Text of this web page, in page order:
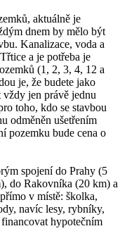
aktuálně je
dnem by mělo být
Kanalizace, voda a
a je potřeba je
(1, 2, 3, 4, 12 a
je, že budete jako
jen právě jednu
toho, kdo se stavbou
odměněn ušetřením
pozemku bude cena o
spojení do Prahy (5
do Rakovníka (20 km) a
v místě: školka,
navíc lesy, rybníky,
hypotečním